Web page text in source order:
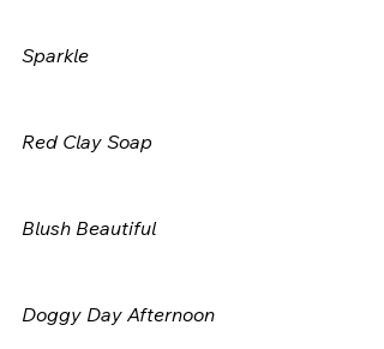
Sparkle
Red Clay Soap
Blush Beautiful
Doggy Day Afternoon